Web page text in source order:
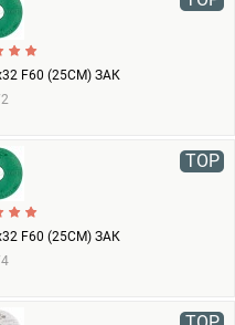
F60 (25СМ) ЗАК
TOP
F60 (25СМ) ЗАК